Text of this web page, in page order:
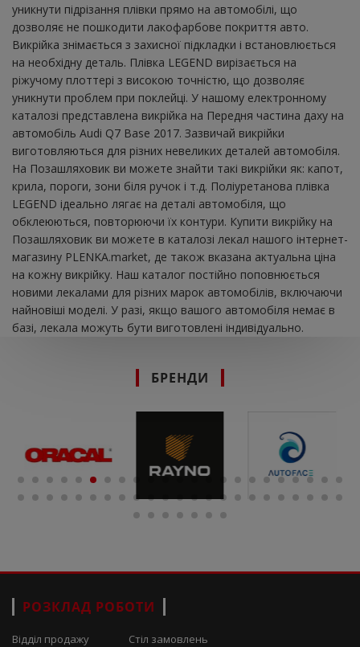
уникнути підрізання плівки прямо на автомобілі, що
дозволяє не пошкодити лакофарбове покриття авто.
Викрійка знімається з захисної підкладки і встановлюється
на необхідну деталь. Плівка LEGEND вирізається на
ріжучому плоттері з високою точністю, що дозволяє
уникнути проблем при поклейці. У нашому електронному
каталозі представлена ​​викрійка на Передня частина даху на
автомобіль Audi Q7 Base 2017. Зазвичай викрійки
виготовляються для різних невеликих деталей автомобіля.
На Позашляховик ви можете знайти такі викрійки як: капот,
крила, пороги, зони біля ручок і т.д. Поліуретанова плівка
LEGEND ідеально лягає на деталі автомобіля, що
обклеюються, повторюючи їх контури. Купити викрійку на
Позашляховик ви можете в каталозі лекал нашого інтернет-
магазину PLENKA.market, де також вказана актуальна ціна
на кожну викрійку. Наш каталог постійно поповнюється
новими лекалами для різних марок автомобілів, включаючи
найновіші моделі. У разі, якщо вашого автомобіля немає в
базі, лекала можуть бути виготовлені індивідуально.
БРЕНДИ
РОЗКЛАД РОБОТИ
Відділ продажу Стіл замовлень